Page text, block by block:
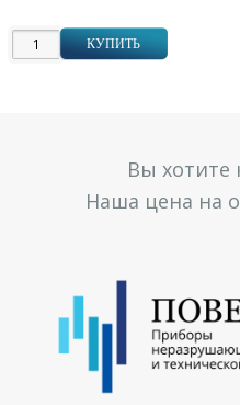
КУПИТЬ
Вы хотите
Наша цена на